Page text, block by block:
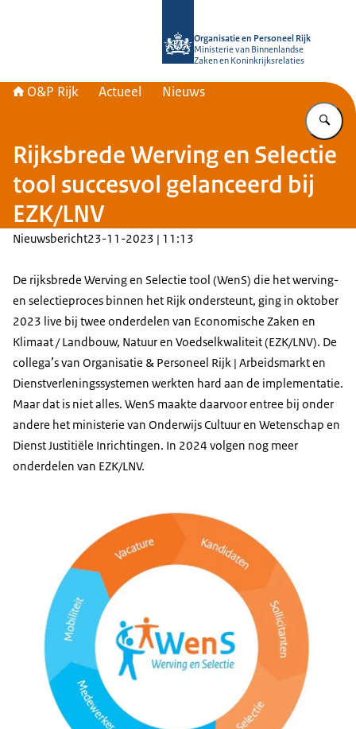
Organisatie en Personeel Rijk
Ministerie van Binnenlandse
Zaken en Koninkrijksrelaties
O&P Rijk Actueel Nieuws
Rijksbrede Werving en Selectie
tool succesvol gelanceerd bij
EZK/LNV
Nieuwsbericht23-11-2023 | 11:13
De rijksbrede Werving en Selectie tool (WenS) die het werving-
en selectieproces binnen het Rijk ondersteunt, ging in oktober
2023 live bij twee onderdelen van Economische Zaken en
Klimaat / Landbouw, Natuur en Voedselkwaliteit (EZK/LNV). De
collega’s van Organisatie & Personeel Rijk | Arbeidsmarkt en
Dienstverleningssystemen werkten hard aan de implementatie.
Maar dat is niet alles. WenS maakte daarvoor entree bij onder
andere het ministerie van Onderwijs Cultuur en Wetenschap en
Dienst Justitiële Inrichtingen. In 2024 volgen nog meer
onderdelen van EZK/LNV.